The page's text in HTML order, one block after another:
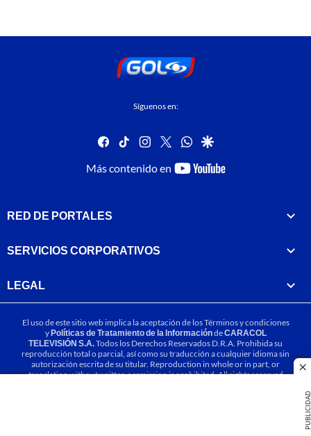
PUBLICIDAD
Síguenos en:
facebook
tiktok instagram
twitterwhatsapp
google
Más contenido en
youtube-
RED DE PORTALES
SERVICIOS CORPORATIVOS
LEGAL
El uso de este sitio web implica la aceptación de losTérminos y condiciones
yPolíticas de Tratamiento de la InformacióndeCARACOL
TELEVISIÓN S.A.Todos los Derechos Reservados D.R.A. Prohibida su
reproducción total o parcial, así como su traducción a cualquier idioma sin
autorización escrita de su titular. Reproduction in whole or in part, or
translation without written permission is prohibited. All rights reserved